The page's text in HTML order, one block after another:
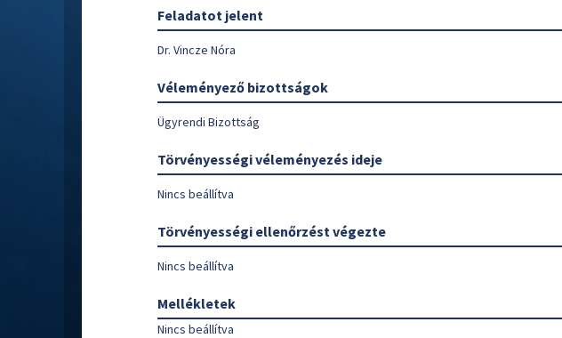
Feladatot jelent
Dr. Vincze Nóra
Véleményező bizottságok
Ügyrendi Bizottság
Törvényességi véleményezés ideje
Nincs beállítva
Törvényességi ellenőrzést végezte
Nincs beállítva
Mellékletek
Nincs beállítva